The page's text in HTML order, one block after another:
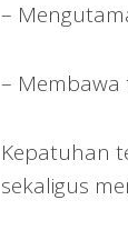
–
–
Kepatuhan
sekaligus